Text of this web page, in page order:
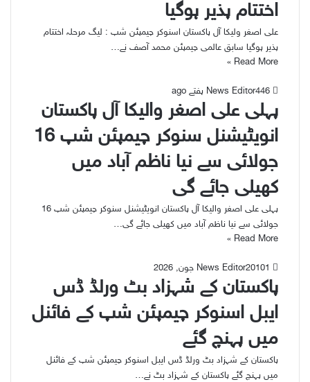
اختتام پذیر ہوگیا
علی اصغر ولیکا آل پاکستان اسنوکر چیمپئن شپ : لیگ مرحلہ اختتام
پذیر ہوگیا سابق عالمی چیمپئن محمد آصف نے…
Read More »
News Editor4 ہفتے ago
پہلی علی اصغر والیکا آل پاکستان
انویٹیشنل سنوکر چیمپئن شپ 16
جولائی سے نیا ناظم آباد میں
کھیلی جائے گی
پہلی علی اصغر والیکا آل پاکستان انویٹیشنل سنوکر چیمپئن شپ 16
جولائی سے نیا ناظم آباد میں کھیلی جائے گی…
Read More »
News Editor20 جون, 2026
پاکستان کے شہزاد بٹ ورلڈ ڈس
ایبل اسنوکر چیمپئن شپ کے فائنل
میں پہنچ گئے
پاکستان کے شہزاد بٹ ورلڈ ڈس ایبل اسنوکر چیمپئن شپ کے فائنل
میں پہنچ گئے پاکستان کے شہزاد بٹ نے…